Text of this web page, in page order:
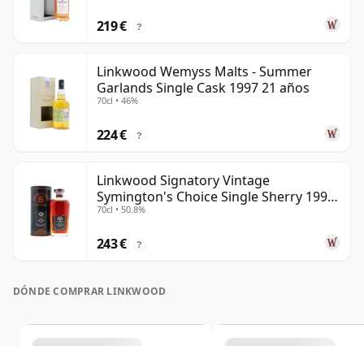
219 € ?
Linkwood Wemyss Malts - Summer
Garlands Single Cask 1997 21 años
70cl • 46%
224 € ?
Linkwood Signatory Vintage
Symington's Choice Single Sherry 1995
30 años
70cl • 50.8%
243 € ?
DÓNDE COMPRAR LINKWOOD